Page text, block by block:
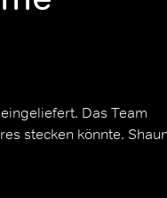
Das Team
stecken könnte. Shaun